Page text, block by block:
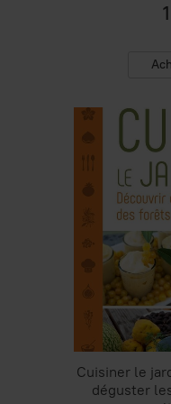
Cuisiner le
déguster